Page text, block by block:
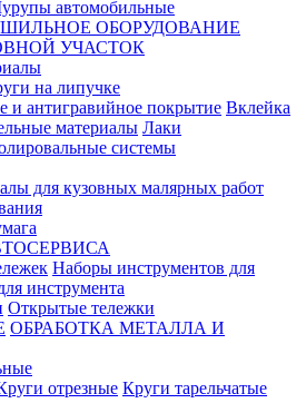
автомобильные
ОБОРУДОВАНИЕ
УЧАСТОК
на липучке
и антигравийное покрытие Вклейка
материалы Лаки
системы
для кузовных малярных работ
Наборы инструментов для
инструмента
Открытые тележки
ОБРАБОТКА МЕТАЛЛА И
отрезные Круги тарельчатые